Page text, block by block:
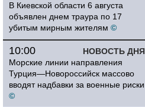
В Киевской области 6 августа
объявлен днем траура по 17
убитым мирным жителям ©
НОВОСТЬ ДНЯ
10:00
Морские линии направления
Турция—Новороссийск массово
вводят надбавки за военные риски
©